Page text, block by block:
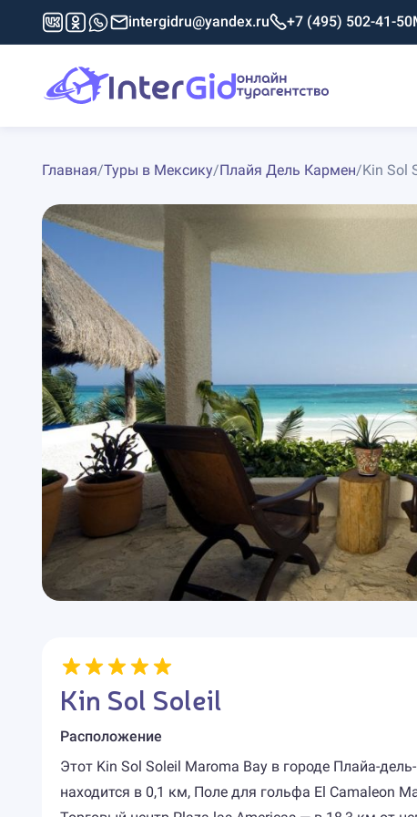
intergidru@yandex.ru +7 (495) 502-41-50
Главная/Туры в Мексику/Плайя Дель Кармен/Kin Sol
Kin Sol Soleil
Расположение
Этот Kin Sol Soleil Maroma Bay в городе Плайа-
находится в 0,1 км, Поле для гольфа El Camaleon